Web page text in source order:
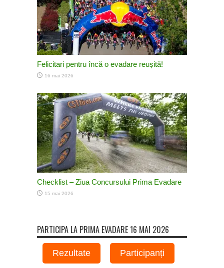
Felicitari pentru încă o evadare reușită!
16 mai 2026
Checklist – Ziua Concursului Prima Evadare
15 mai 2026
PARTICIPA LA PRIMA EVADARE 16 MAI 2026
Rezultate Participanți